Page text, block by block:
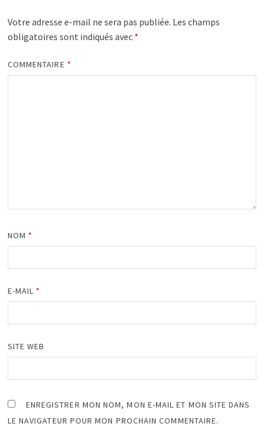
Votre adresse e-mail ne sera pas publiée. Les champs
obligatoires sont indiqués avec *
COMMENTAIRE *
NOM *
E-MAIL *
SITE WEB
ENREGISTRER MON NOM, MON E-MAIL ET MON SITE DANS
LE NAVIGATEUR POUR MON PROCHAIN COMMENTAIRE.